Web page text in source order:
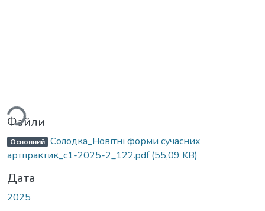
Файли
Основний Солодка_Новітні форми сучасних
артпрактик_c1-2025-2_122.pdf(55,09 KB)
Дата
2025